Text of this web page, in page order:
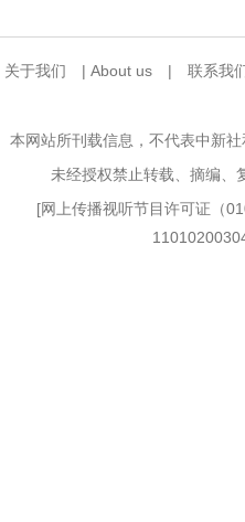
关于我们 | About us | 联系我
本网站所刊载信息，不代表中新
未经授权禁止转载、摘编、
[网上传播视听节目许可证（